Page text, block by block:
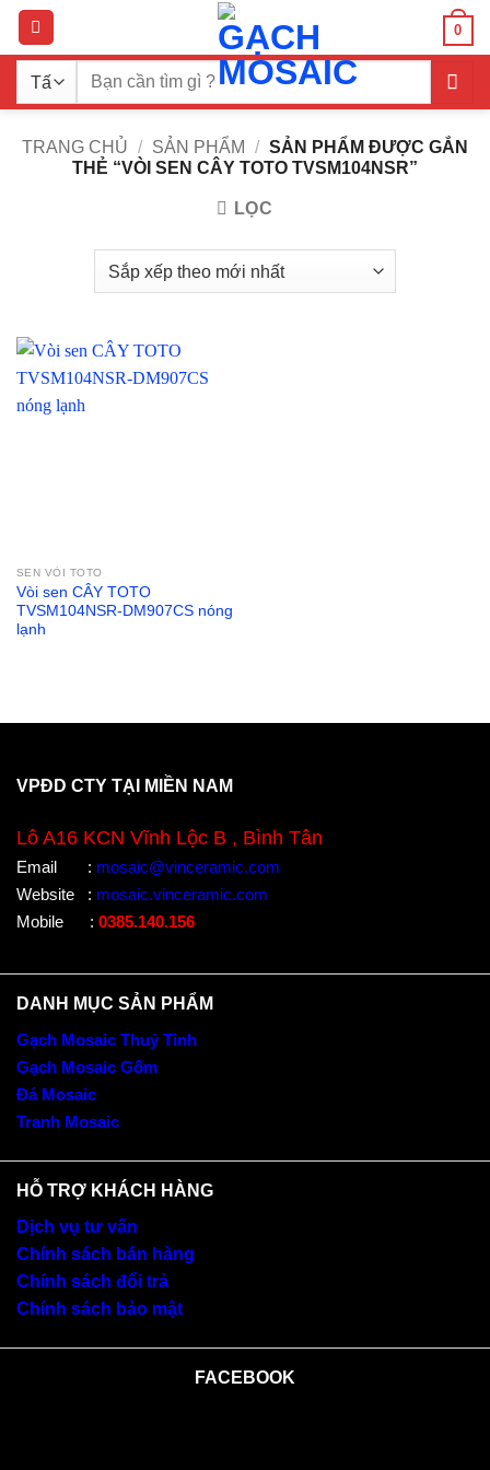
Bỏ
qua
nội
dung
0
Tìm
TRANG CHỦ / SẢN PHẨM / SẢN PHẨM ĐƯỢC GẮN
THẺ “VÒI SEN CÂY TOTO TVSM104NSR”
LỌC
SEN VÒI TOTO
Vòi sen CÂY TOTO
TVSM104NSR-DM907CS nóng
lạnh
VPĐD CTY TẠI MIỀN NAM
Lô A16 KCN Vĩnh Lộc B , Bình Tân
Email : mosaic@vinceramic.com
Website
: mosaic.vinceramic.com
Mobile
: 0385.140.156
DANH MỤC SẢN PHẨM
Gạch Mosaic Thuỷ Tinh
Gạch Mosaic Gốm
Đá Mosaic
Tranh Mosaic
HỖ TRỢ KHÁCH HÀNG
Dịch vụ tư vấn
Chính sách bán hàng
Chính sách đổi trả
Chính sách bảo mật
FACEBOOK